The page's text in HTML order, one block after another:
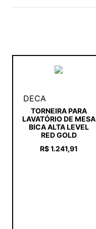
DECA
TORNEIRA PARA
LAVATÓRIO DE MESA
BICA ALTA LEVEL
RED GOLD
R$ 1.241,91